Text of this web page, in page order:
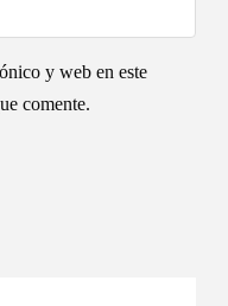
y web en este
comente.